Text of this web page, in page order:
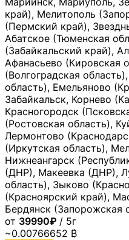
край), Мелитополь
(Пермский край),
Абатское (Тюменская
(Забайкальский край),
Афанасьево (Кировская
(Волгоградская
область), Емельяново
Забайкальск, Корнево
Красногородск
(Ростовская область),
Лермонтово
(Иркутская область),
Нижнеангарск
(ДНР), Макеевка (ДНР),
область), Зыково
(Красноярский край),
Бердянск (Запорожская
от 39990₽ / 5г
~0.00766652 ₿